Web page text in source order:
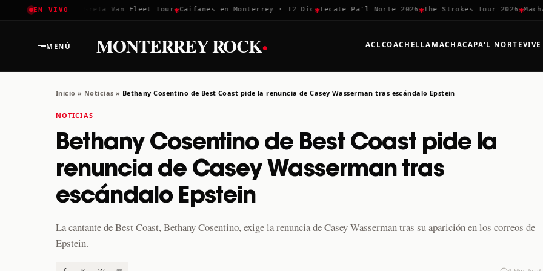
EN VIVO
Coachella 2026✱ Greta Van Fleet Tour✱Caifanes en Monterrey · 12 Dic ✱Tecate Pa'l Norte 2026✱The Strokes Tour 2026✱
MENÚ MONTERREY ROCK· ACLCOACHELLA MACHACAPA'L NORTE
Inicio » Noticias » Bethany Cosentino de Best Coast pide la renuncia de Casey Wasserman tras escándalo Epstein
NOTICIAS
Bethany Cosentino de Best Coast pide la
renuncia de Casey Wasserman tras
escándalo Epstein
La cantante de Best Coast, Bethany Cosentino, exige la renuncia de Casey Wasserman tras su aparición en los correos de
Epstein.